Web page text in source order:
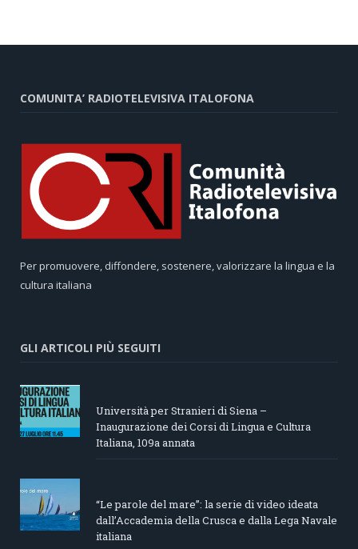
COMUNITA’ RADIOTELEVISIVA ITALOFONA
Per promuovere, diffondere, sostenere, valorizzare la lingua e la
cultura italiana
GLI ARTICOLI PIÙ SEGUITI
Università per Stranieri di Siena –
Inaugurazione dei Corsi di Lingua e Cultura
Italiana, 109a annata
“Le parole del mare”: la serie di video ideata
dall’Accademia della Crusca e dalla Lega Navale
italiana